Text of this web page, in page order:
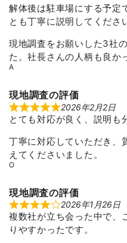
5
o
u
o
f
5
解体後は駐車場にする予定
とも丁寧に説明してくださ
現地調査をお願いした3社
た。社長さんの人柄も良か
A
現地調査の評価
R
a
t
e
d
5
o
o
f
5
2026年2月2日
とても対応が良く、説明も
丁寧に対応していただき、
えてくださいました。
O
現地調査の評価
R
a
e
2026年1月26日
複数社が立ち会った中で、
りやすかったです。